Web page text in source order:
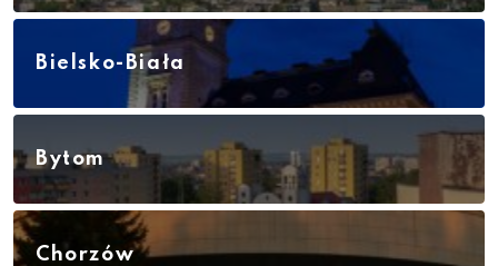
Bielsko-Biała
Bytom
Chorzów